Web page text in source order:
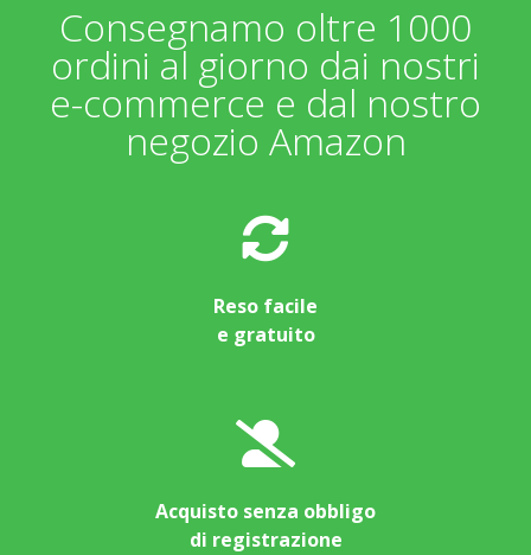
Consegnamo oltre 1000
ordini al giorno dai nostri
e-commerce e dal nostro
negozio Amazon
Reso facile
e gratuito
Acquisto senza obbligo
di registrazione